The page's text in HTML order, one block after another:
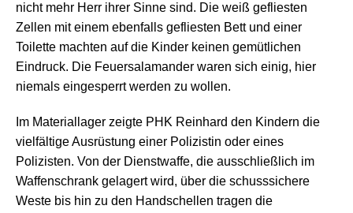
nicht mehr Herr ihrer Sinne sind. Die weiß gefliesten
Zellen mit einem ebenfalls gefliesten Bett und einer
Toilette machten auf die Kinder keinen gemütlichen
Eindruck. Die Feuersalamander waren sich einig, hier
niemals eingesperrt werden zu wollen.
Im Materiallager zeigte PHK Reinhard den Kindern die
vielfältige Ausrüstung einer Polizistin oder eines
Polizisten. Von der Dienstwaffe, die ausschließlich im
Waffenschrank gelagert wird, über die schusssichere
Weste bis hin zu den Handschellen tragen die